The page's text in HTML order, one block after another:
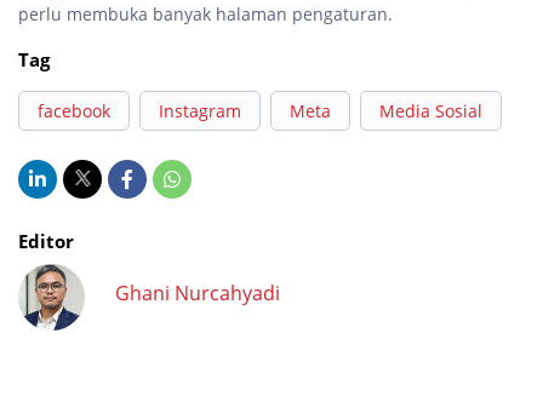
perlu membuka banyak halaman pengaturan.
Tag
facebook Instagram Meta Media Sosial
Editor
Ghani Nurcahyadi